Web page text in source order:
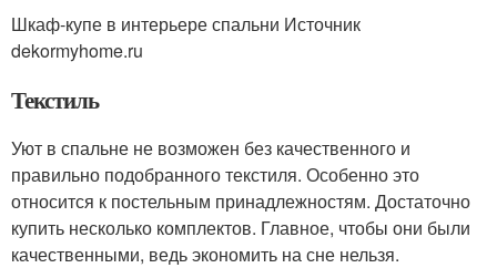
Шкаф-купе в интерьере спальни Источник
dekormyhome.ru
Текстиль
Уют в спальне не возможен без качественного и
правильно подобранного текстиля. Особенно это
относится к постельным принадлежностям. Достаточно
купить несколько комплектов. Главное, чтобы они были
качественными, ведь экономить на сне нельзя.